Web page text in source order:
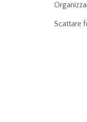
Scattare